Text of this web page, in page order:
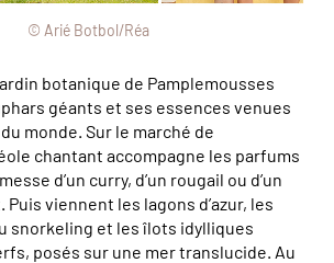
© Arié Botbol/Réa
botanique de Pamplemousses
géants et ses essences venues
monde. Sur le marché de
chantant accompagne les parfums
d’un curry, d’un rougail ou d’un
viennent les lagons d’azur, les
snorkeling et les îlots idylliques
posés sur une mer translucide. Au